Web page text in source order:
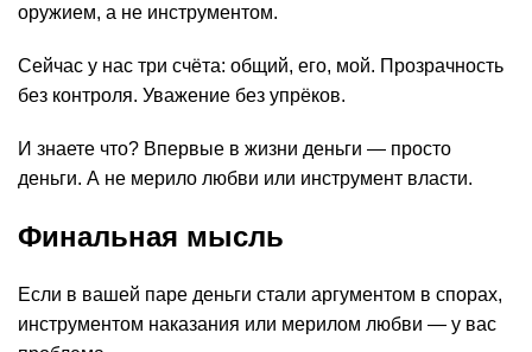
оружием, а не инструментом.
Сейчас у нас три счёта: общий, его, мой. Прозрачность
без контроля. Уважение без упрёков.
И знаете что? Впервые в жизни деньги — просто
деньги. А не мерило любви или инструмент власти.
Финальная мысль
Если в вашей паре деньги стали аргументом в спорах,
инструментом наказания или мерилом любви — у вас